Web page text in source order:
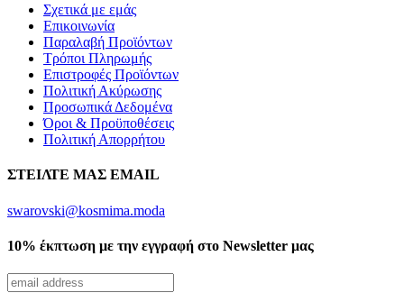
Σχετικά με εμάς
Επικοινωνία
Παραλαβή Προϊόντων
Τρόποι Πληρωμής
Επιστροφές Προϊόντων
Πολιτική Ακύρωσης
Προσωπικά Δεδομένα
Όροι & Προϋποθέσεις
Πολιτική Απορρήτου
ΣΤΕΙΛΤΕ ΜΑΣ EMAIL
swarovski@kosmima.moda
10% έκπτωση με την εγγραφή στο Newsletter μας